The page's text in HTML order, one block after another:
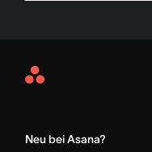
Asana
Neu bei Asana?